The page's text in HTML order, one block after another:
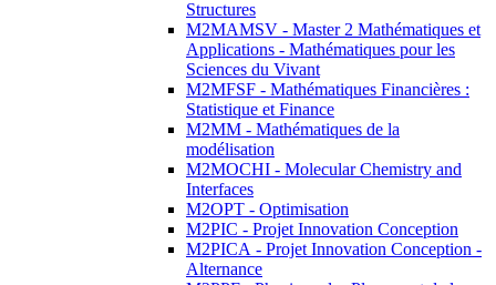
Structures
M2MAMSV - Master 2 Mathématiques et
Applications - Mathématiques pour les
Sciences du Vivant
M2MFSF - Mathématiques Financières :
Statistique et Finance
M2MM - Mathématiques de la
modélisation
M2MOCHI - Molecular Chemistry and
Interfaces
M2OPT - Optimisation
M2PIC - Projet Innovation Conception
M2PICA - Projet Innovation Conception -
Alternance